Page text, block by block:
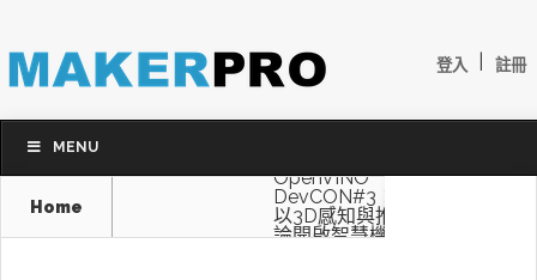
登入 註冊
MENU
Home
OpenVINO
DevCON#3：
以3D感知與推
論開啟智慧機